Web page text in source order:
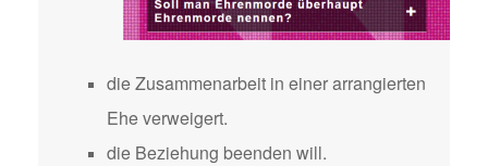
die Zusammenarbeit in einer arrangierten
Ehe verweigert.
die Beziehung beenden will.